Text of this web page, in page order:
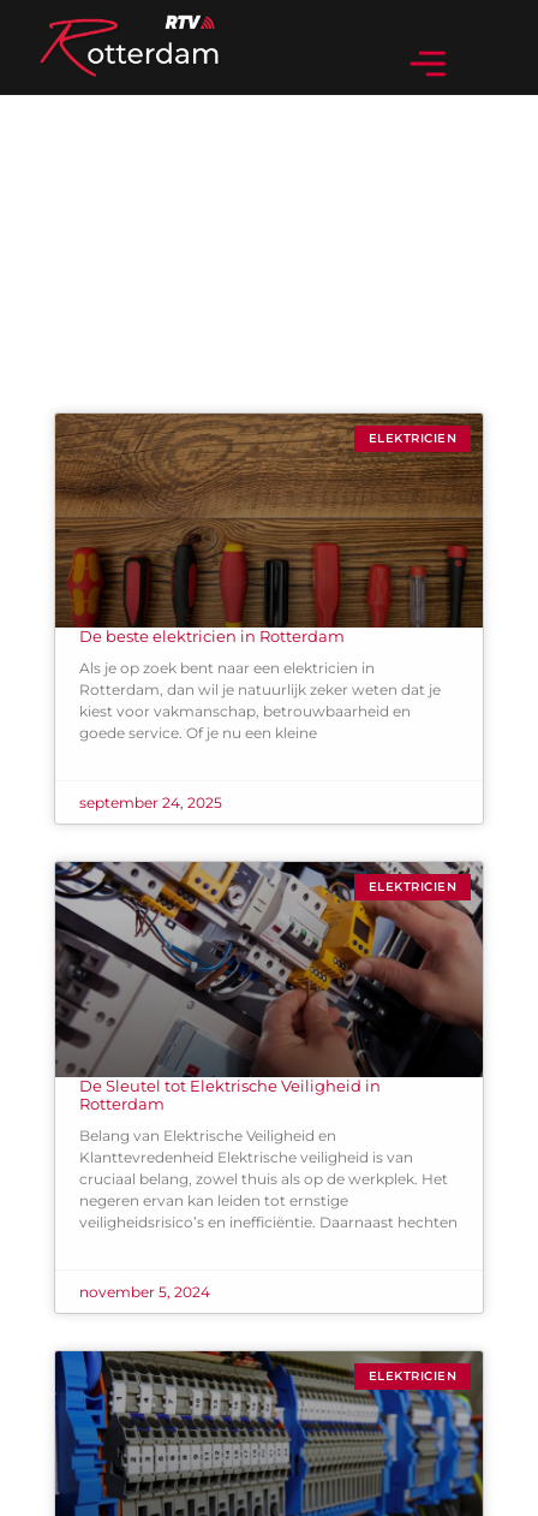
ELEKTRICIEN
De beste elektricien in Rotterdam
Als je op zoek bent naar een elektricien in
Rotterdam, dan wil je natuurlijk zeker weten dat je
kiest voor vakmanschap, betrouwbaarheid en
goede service. Of je nu een kleine
september 24, 2025
ELEKTRICIEN
De Sleutel tot Elektrische Veiligheid in
Rotterdam
Belang van Elektrische Veiligheid en
Klanttevredenheid Elektrische veiligheid is van
cruciaal belang, zowel thuis als op de werkplek. Het
negeren ervan kan leiden tot ernstige
veiligheidsrisico’s en inefficiëntie. Daarnaast hechten
november 5, 2024
ELEKTRICIEN